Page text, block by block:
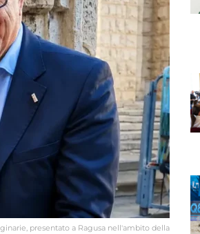
presentato a Ragusa nell'ambito della